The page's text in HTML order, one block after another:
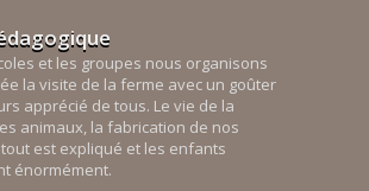
et les groupes nous organisons
la visite de la ferme avec un goûter
apprécié de tous. Le vie de la
animaux, la fabrication de nos
est expliqué et les enfants
énormément.